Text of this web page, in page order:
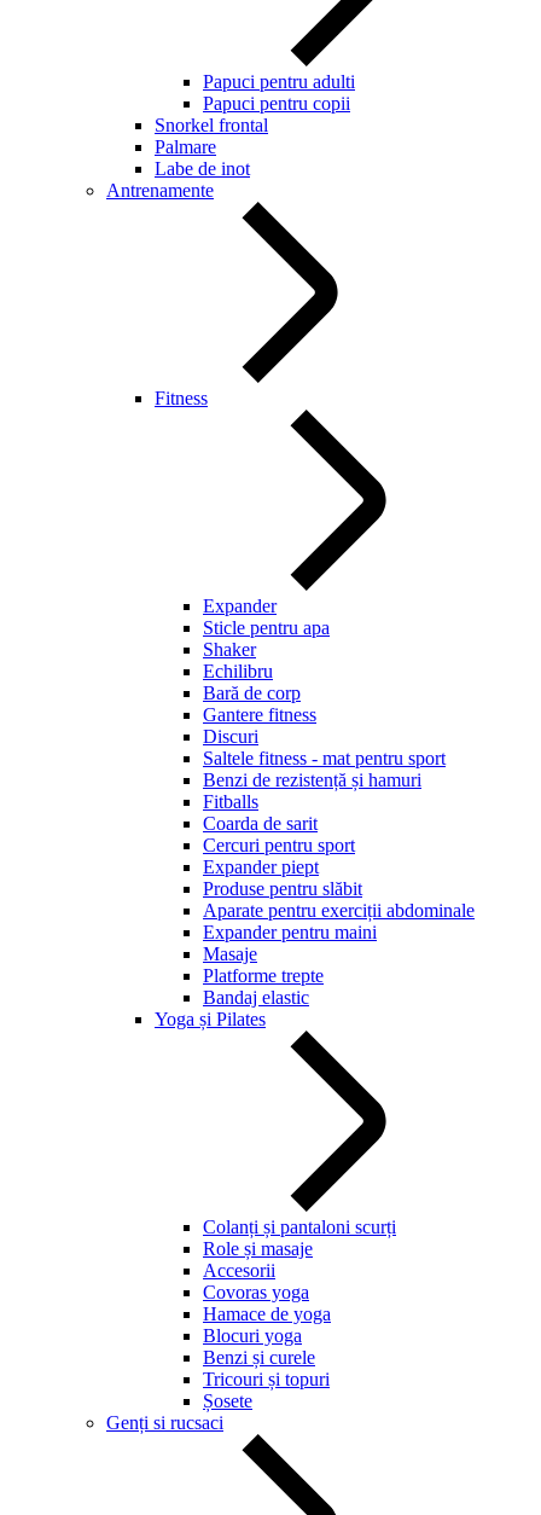
Papuci pentru adulti
Papuci pentru copii
Snorkel frontal
Palmare
Labe de inot
Antrenamente
Fitness
Expander
Sticle pentru apa
Shaker
Echilibru
Bară de corp
Gantere fitness
Discuri
Saltele fitness - mat pentru sport
Benzi de rezistență și hamuri
Fitballs
Coarda de sarit
Cercuri pentru sport
Expander piept
Produse pentru slăbit
Aparate pentru exerciții abdominale
Expander pentru maini
Masaje
Platforme trepte
Bandaj elastic
Yoga și Pilates
Colanți și pantaloni scurți
Role și masaje
Accesorii
Covoras yoga
Hamace de yoga
Blocuri yoga
Benzi și curele
Tricouri și topuri
Șosete
Genți si rucsaci